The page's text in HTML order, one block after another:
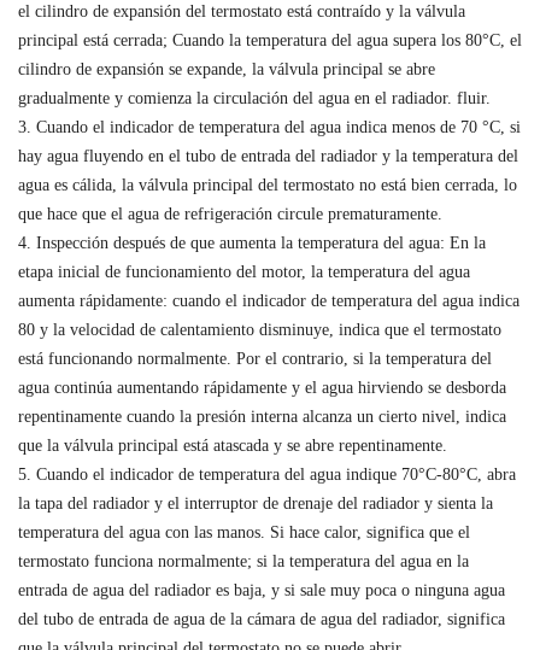
el cilindro de expansión del termostato está contraído y la válvula
principal está cerrada; Cuando la temperatura del agua supera los 80°C, el
cilindro de expansión se expande, la válvula principal se abre
gradualmente y comienza la circulación del agua en el radiador. fluir.
3. Cuando el indicador de temperatura del agua indica menos de 70 °C, si
hay agua fluyendo en el tubo de entrada del radiador y la temperatura del
agua es cálida, la válvula principal del termostato no está bien cerrada, lo
que hace que el agua de refrigeración circule prematuramente.
4. Inspección después de que aumenta la temperatura del agua: En la
etapa inicial de funcionamiento del motor, la temperatura del agua
aumenta rápidamente: cuando el indicador de temperatura del agua indica
80 y la velocidad de calentamiento disminuye, indica que el termostato
está funcionando normalmente. Por el contrario, si la temperatura del
agua continúa aumentando rápidamente y el agua hirviendo se desborda
repentinamente cuando la presión interna alcanza un cierto nivel, indica
que la válvula principal está atascada y se abre repentinamente.
5. Cuando el indicador de temperatura del agua indique 70°C-80°C, abra
la tapa del radiador y el interruptor de drenaje del radiador y sienta la
temperatura del agua con las manos. Si hace calor, significa que el
termostato funciona normalmente; si la temperatura del agua en la
entrada de agua del radiador es baja, y si sale muy poca o ninguna agua
del tubo de entrada de agua de la cámara de agua del radiador, significa